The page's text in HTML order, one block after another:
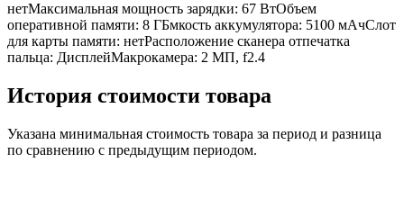
нетМаксимальная мощность зарядки: 67 ВтОбъем
оперативной памяти: 8 ГБмкость аккумулятора: 5100 мАчСлот
для карты памяти: нетРасположение сканера отпечатка
пальца: ДисплейМакрокамера: 2 МП, f2.4
История стоимости товара
Указана минимальная стоимость товара за период и разница
по сравнению с предыдущим периодом.